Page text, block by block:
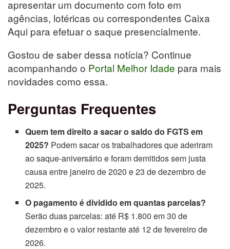
apresentar um documento com foto em
agências, lotéricas ou correspondentes Caixa
Aqui para efetuar o saque presencialmente.
Gostou de saber dessa notícia? Continue
acompanhando o Portal Melhor Idade para mais
novidades como essa.
Perguntas Frequentes
Quem tem direito a sacar o saldo do FGTS em
2025? Podem sacar os trabalhadores que aderiram
ao saque-aniversário e foram demitidos sem justa
causa entre janeiro de 2020 e 23 de dezembro de
2025.
O pagamento é dividido em quantas parcelas?
Serão duas parcelas: até R$ 1.800 em 30 de
dezembro e o valor restante até 12 de fevereiro de
2026.